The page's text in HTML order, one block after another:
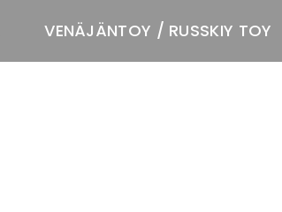
VENÄJÄNTOY / RUSSKIY TOY